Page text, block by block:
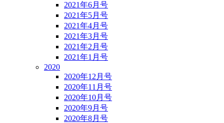
2021年6月号
2021年5月号
2021年4月号
2021年3月号
2021年2月号
2021年1月号
2020
2020年12月号
2020年11月号
2020年10月号
2020年9月号
2020年8月号